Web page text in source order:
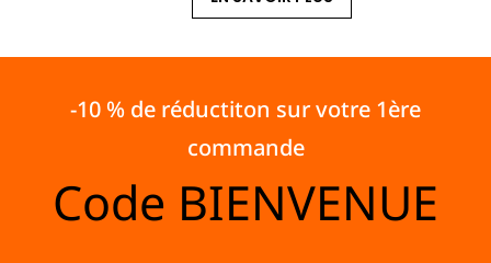
-10 % de réductiton sur votre 1ère
commande
Code BIENVENUE